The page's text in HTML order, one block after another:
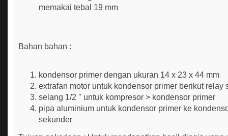
memakai tebal 19 mm
Bahan bahan :
kondensor primer dengan ukuran 14 x 23 x 44 mm
extrafan motor untuk kondensor primer berikut relay
selang 1/2 '' untuk kompresor > kondensor primer
pipa aluminium untuk kondensor primer ke
sekunder